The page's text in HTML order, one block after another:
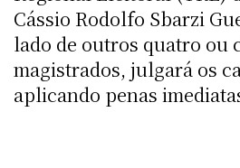
Cássio Rodolfo Sbarzi
lado de outros quatro ou
magistrados, julgará os
aplicando penas